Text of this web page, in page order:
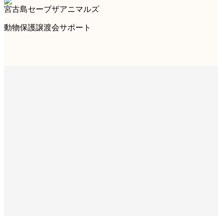
宮古島セーブザアニマルズ
動物保護譲渡会サポート